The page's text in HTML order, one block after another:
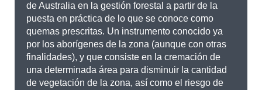
de Australia en la gestión forestal a partir de la
puesta en práctica de lo que se conoce como
quemas prescritas. Un instrumento conocido ya
por los aborígenes de la zona (aunque con otras
finalidades), y que consiste en la cremación de
una determinada área para disminuir la cantidad
de vegetación de la zona, así como el riesgo de